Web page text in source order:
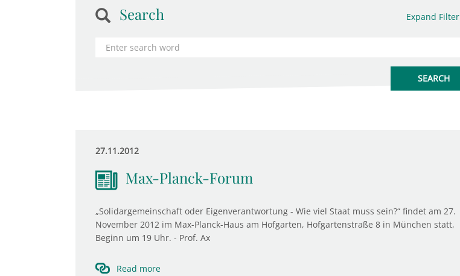
Search Expand Filter
27.11.2012
Max-Planck-Forum
„Solidargemeinschaft oder Eigenverantwortung - Wie viel Staat muss sein?“ findet am 27.
November 2012 im Max-Planck-Haus am Hofgarten, Hofgartenstraße 8 in München statt,
Beginn um 19 Uhr. - Prof. Ax
Read more